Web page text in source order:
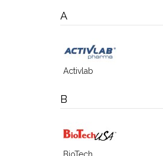
A
Activlab
B